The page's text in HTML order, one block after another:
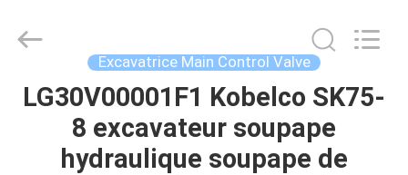
APERÇU
PRODUITS
Machinery
Reserved.
Excavatrice Main Control Valve
LG30V00001F1 Kobelco SK75-
8 excavateur soupape
hydraulique soupape de